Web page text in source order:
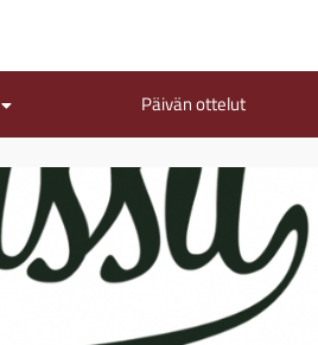
Päivän ottelut